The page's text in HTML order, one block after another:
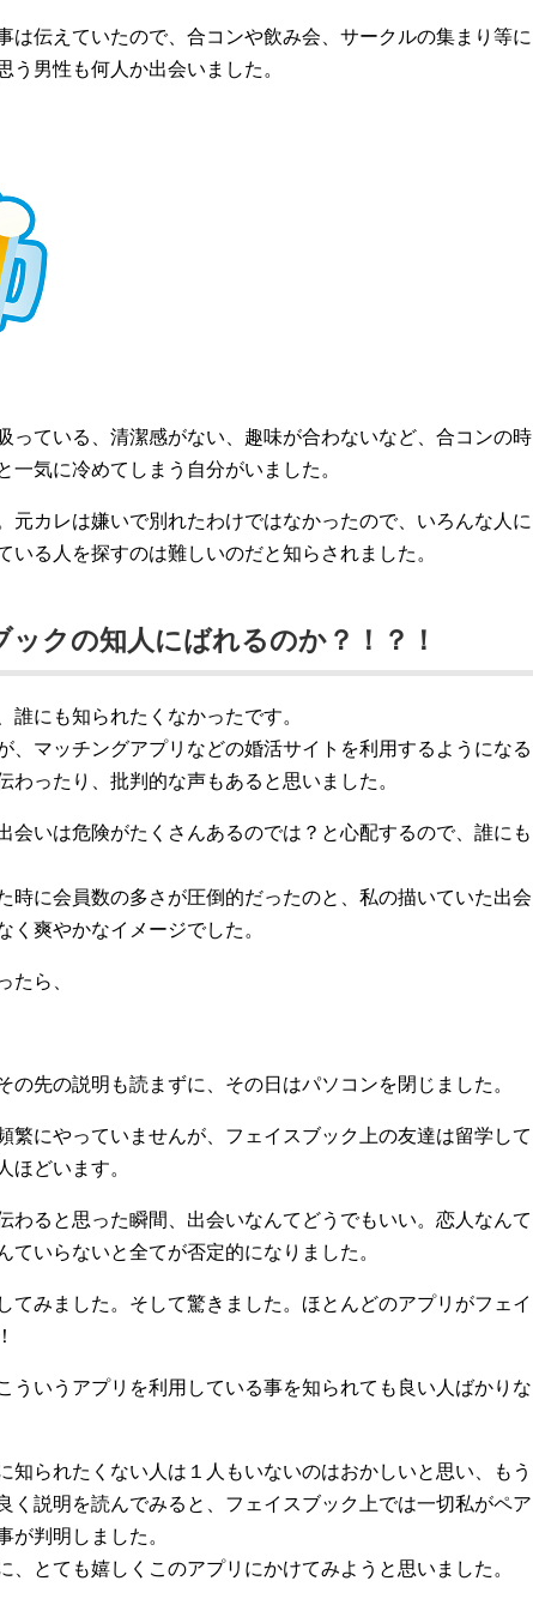
は伝えていたので、合コンや飲み会、サークルの集まり等に
う男性も何人か出会いました。
っている、清潔感がない、趣味が合わないなど、合コンの時
一気に冷めてしまう自分がいました。
元カレは嫌いで別れたわけではなかったので、いろんな人に
いる人を探すのは難しいのだと知らされました。
クの知人にばれるのか？！？！
にも知られたくなかったです。
、マッチングアプリなどの婚活サイトを利用するようになる
わったり、批判的な声もあると思いました。
会いは危険がたくさんあるのでは？と心配するので、誰にも
時に会員数の多さが圧倒的だったのと、私の描いていた出会
く爽やかなイメージでした。
たら、
の先の説明も読まずに、その日はパソコンを閉じました。
繁にやっていませんが、フェイスブック上の友達は留学して
ほどいます。
わると思った瞬間、出会いなんてどうでもいい。恋人なんて
ていらないと全てが否定的になりました。
てみました。そして驚きました。ほとんどのアプリがフェイ
ういうアプリを利用している事を知られても良い人ばかりな
知られたくない人は１人もいないのはおかしいと思い、もう
く説明を読んでみると、フェイスブック上では一切私がペア
が判明しました。
、とても嬉しくこのアプリにかけてみようと思いました。